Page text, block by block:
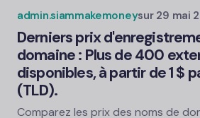
admin.siammakemoneysur 29 mai
Derniers prix
domaine : Plus de 400
disponibles, à partir de 1 $
(TLD).
Comparez les prix des noms de